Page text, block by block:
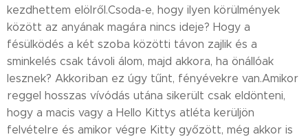
kezdhettem elölről.Csoda-e, hogy ilyen körülmények
között az anyának magára nincs ideje? Hogy a
fésülködés a két szoba közötti távon zajlik és a
sminkelés csak távoli álom, majd akkora, ha önállóak
lesznek? Akkoriban ez úgy tűnt, fényévekre van.Amikor
reggel hosszas vívódás utána sikerült csak eldönteni,
hogy a macis vagy a Hello Kittys atléta kerüljön
felvételre és amikor végre Kitty győzött, még akkor is